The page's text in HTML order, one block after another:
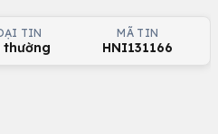
TIN
thường
MÃ TIN
HNI131166